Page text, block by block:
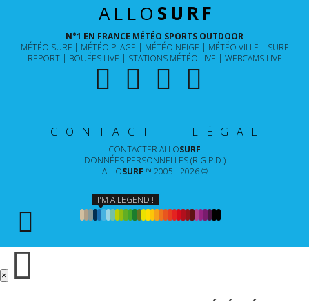
ALLO SURF
N°1 EN FRANCE MÉTÉO SPORTS OUTDOOR
MÉTÉO SURF
MÉTÉO PLAGE MÉTÉO NEIGE MÉTÉO VILLE
SURF
REPORT
BOUÉES LIVE STATIONS MÉTÉO LIVE WEBCAMS LIVE
CONTACT | LÉGAL
CONTACTER ALLOSURF
DONNÉES PERSONNELLES (R.G.P.D.)
ALLOSURF ™ 2005 - 2026 ©
I'M A LEGEND !
×